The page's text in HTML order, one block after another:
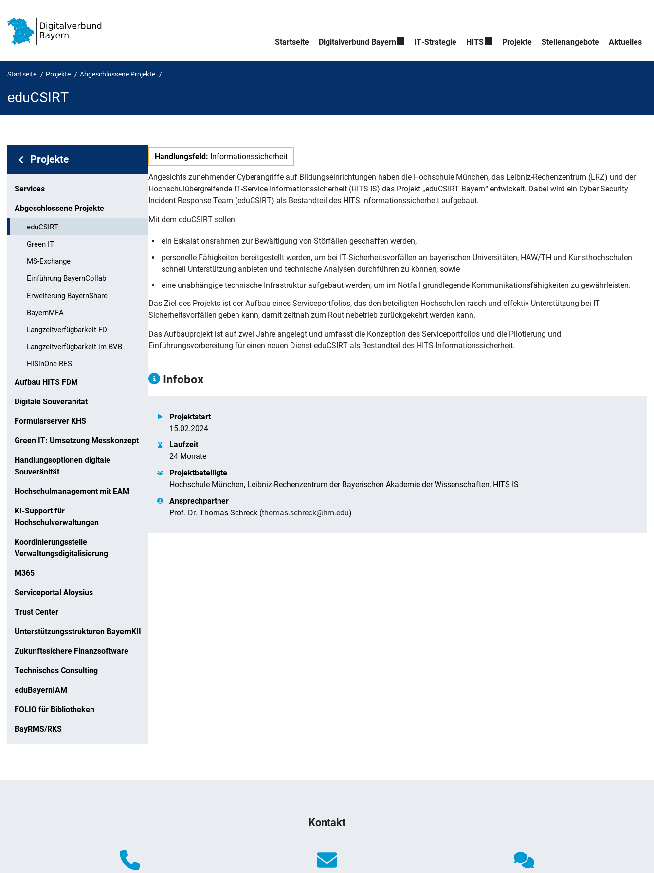
Navigation überspringen
Zur Navigation
Zum Seitenende
Startseite Digitalverbund Bayern IT-Strategie HITS Projekte Stellenangebote Aktuelles
Startseite Projekte Abgeschlossene Projekte
eduCSIRT
Bereichsnavigation:
Projekte
Services
Abgeschlossene Projekte
eduCSIRT
Green IT
MS-Exchange
Einführung BayernCollab
Erweiterung BayernShare
BayernMFA
Langzeitverfügbarkeit FD
Langzeitverfügbarkeit im BVB
HISinOne-RES
Aufbau HITS FDM
Digitale Souveränität
Formularserver KHS
Green IT: Umsetzung Messkonzept
Handlungsoptionen digitale
Souveränität
Hochschulmanagement mit EAM
KI-Support für
Hochschulverwaltungen
Koordinierungsstelle
Verwaltungsdigitalisierung
M365
Serviceportal Aloysius
Trust Center
Unterstützungsstrukturen BayernKII
Zukunftssichere Finanzsoftware
Technisches Consulting
eduBayernIAM
FOLIO für Bibliotheken
BayRMS/RKS
eduCSIRT
Handlungsfeld: Informationssicherheit
Angesichts zunehmender Cyberangriffe auf Bildungseinrichtungen haben die Hochschule München, das Leibniz-Rechenzentrum (LRZ) und der
Hochschulübergreifende IT-Service Informationssicherheit (HITS IS) das Projekt „eduCSIRT Bayern“ entwickelt. Dabei wird ein Cyber Security
Incident Response Team (eduCSIRT) als Bestandteil des HITS Informationssicherheit aufgebaut.
Mit dem eduCSIRT sollen
ein Eskalationsrahmen zur Bewältigung von Störfällen geschaffen werden,
personelle Fähigkeiten bereitgestellt werden, um bei IT-Sicherheitsvorfällen an bayerischen Universitäten, HAW/TH und Kunsthochschulen
schnell Unterstützung anbieten und technische Analysen durchführen zu können, sowie
eine unabhängige technische Infrastruktur aufgebaut werden, um im Notfall grundlegende Kommunikationsfähigkeiten zu gewährleisten.
Das Ziel des Projekts ist der Aufbau eines Serviceportfolios, das den beteiligten Hochschulen rasch und effektiv Unterstützung bei IT-
Sicherheitsvorfällen geben kann, damit zeitnah zum Routinebetrieb zurückgekehrt werden kann.
Das Aufbauprojekt ist auf zwei Jahre angelegt und umfasst die Konzeption des Serviceportfolios und die Pilotierung und
Einführungsvorbereitung für einen neuen Dienst eduCSIRT als Bestandteil des HITS-Informationssicherheit.
Infobox
Projektstart
15.02.2024
Laufzeit
24 Monate
Projektbeteiligte
Hochschule München, Leibniz-Rechenzentrum der Bayerischen Akademie der Wissenschaften, HITS IS
Ansprechpartner
Prof. Dr. Thomas Schreck (thomas.schreck@hm.edu)
Kontakt